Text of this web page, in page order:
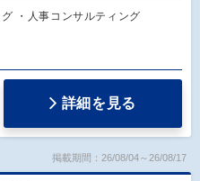
・人事コンサルティング
詳細を見る
掲載期間：26/08/04～26/08/17